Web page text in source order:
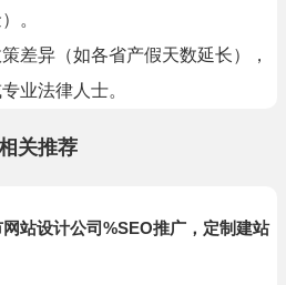
。
差异（如各省产假天数延长），
业法律人士。
关推荐
站设计公司%SEO推广，定制建站